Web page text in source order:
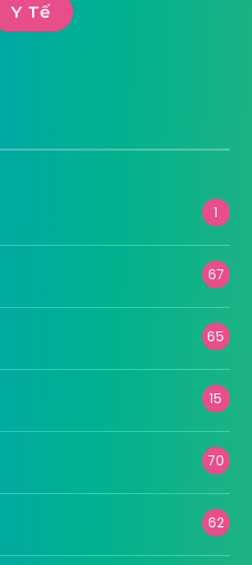
Y Tế
1
67
65
15
70
62